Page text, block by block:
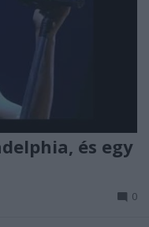
és egy
0